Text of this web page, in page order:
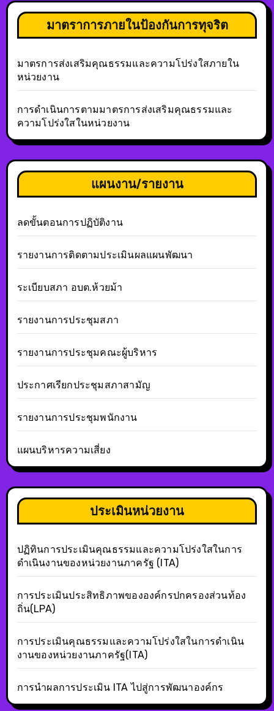
มาตราการภายในป้องกันการทุจริต
มาตรการส่งเสริมคุณธรรมและความโปร่งใสภายใน
หน่วยงาน
การดำเนินการตามมาตรการส่งเสริมคุณธรรมและ
ความโปร่งใสในหน่วยงาน
แผนงาน/รายงาน
ลดขั้นตอนการปฏิบัติงาน
รายงานการติดตามประเมินผลแผนพัฒนา
ระเบียบสภา อบต.ห้วยม้า
รายงานการประชุมสภา
รายงานการประชุมคณะผู้บริหาร
ประกาศเรียกประชุมสภาสามัญ
รายงานการประชุมพนักงาน
แผนบริหารความเสี่ยง
ประเมินหน่วยงาน
ปฏิทินการประเมินคุณธรรมและความโปร่งใสในการ
ดำเนินงานของหน่วยงานภาครัฐ (ITA)
การประเมินประสิทธิภาพขององค์กรปกครองส่วนท้อง
ถิ่น(LPA)
การประเมินคุณธรรมและความโปร่งใสในการดำเนิน
งานของหน่วยงานภาครัฐ(ITA)
การนำผลการประเมิน ITA ไปสู่การพัฒนาองค์กร